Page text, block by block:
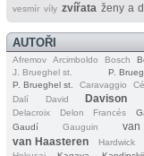
vesmír víly zvířata ženy a
AUTOŘI
Afremov Arcimboldo Bosch
J. Brueghel st.
P.
P. Brueghel st.
Caravaggio
Dalí
David Davison
Delacroix
Delon Francés
Gaudí
Gauguin
van
van Haasteren
Hardwick